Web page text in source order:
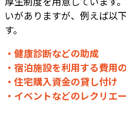
いがありますが、例えば以
す。
・健康診断などの助成
・宿泊施設を利用する費用
・住宅購入資金の貸し付け
・イベントなどのレクリエ